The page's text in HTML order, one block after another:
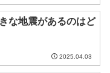
な地震があるのはど
2025.04.03